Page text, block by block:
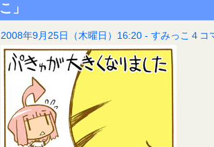
こ」
2008年9月25日（木曜日）16:20 - すみっこ４コ